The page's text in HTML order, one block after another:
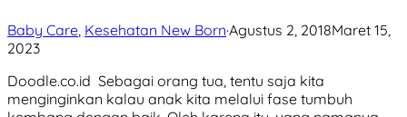
Baby Care Kesehatan New Born·Agustus 2, 2018Maret 15,
2023
Doodle.co.id Sebagai orang tua, tentu saja kita
menginginkan kalau anak kita melalui fase tumbuh